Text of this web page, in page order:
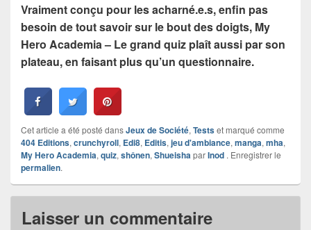
Vraiment conçu pour les acharné.e.s, enfin pas
besoin de tout savoir sur le bout des doigts, My
Hero Academia – Le grand quiz plaît aussi par son
plateau, en faisant plus qu’un questionnaire.
Cet article a été posté dansJeux de Société, Testset marqué comme
404 Editions, crunchyroll, Edi8, Editis, jeu d'ambiance, manga, mha,
My Hero Academia, quiz, shônen, ShueishaparInod . Enregistrer le
permalien.
Laisser un commentaire